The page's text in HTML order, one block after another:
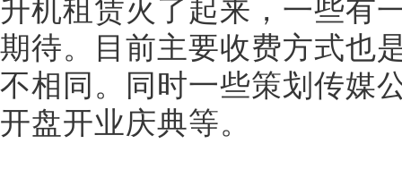
升机租赁火了起来，一些有
期待。目前主要收费方式也
不相同。同时一些策划传媒
开盘开业庆典等。